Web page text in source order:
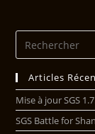
Articles
Mise à jour SGS
SGS Battle for